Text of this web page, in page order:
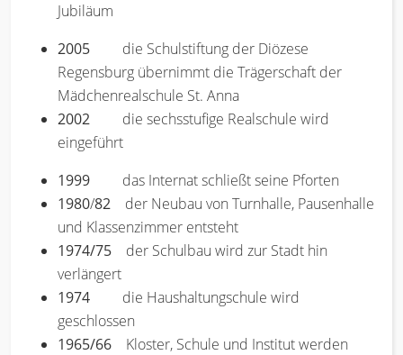
Jubiläum
2005 die Schulstiftung der Diözese
Regensburg übernimmt die Trägerschaft der
Mädchenrealschule St. Anna
2002 die sechsstufige Realschule wird
eingeführt
1999 das Internat schließt seine Pforten
1980/82 der Neubau von Turnhalle, Pausenhalle
und Klassenzimmer entsteht
1974/75 der Schulbau wird zur Stadt hin
verlängert
1974 die Haushaltungschule wird
geschlossen
1965/66 Kloster, Schule und Institut werden